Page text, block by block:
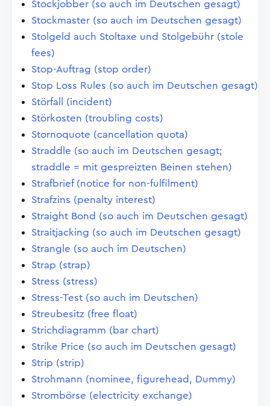
Stockjobber (so auch im Deutschen gesagt)
Stockmaster (so auch im Deutschen gesagt)
Stolgeld auch Stoltaxe und Stolgebühr (stole
fees)
Stop-Auftrag (stop order)
Stop Loss Rules (so auch im Deutschen gesagt)
Störfall (incident)
Störkosten (troubling costs)
Stornoquote (cancellation quota)
Straddle (so auch im Deutschen gesagt;
straddle = mit gespreizten Beinen stehen)
Strafbrief (notice for non-fulfilment)
Strafzins (penalty interest)
Straight Bond (so auch im Deutschen gesagt)
Straitjacking (so auch im Deutschen gesagt)
Strangle (so auch im Deutschen)
Strap (strap)
Stress (stress)
Stress-Test (so auch im Deutschen)
Streubesitz (free float)
Strichdiagramm (bar chart)
Strike Price (so auch im Deutschen gesagt)
Strip (strip)
Strohmann (nominee, figurehead, Dummy)
Strombörse (electricity exchange)